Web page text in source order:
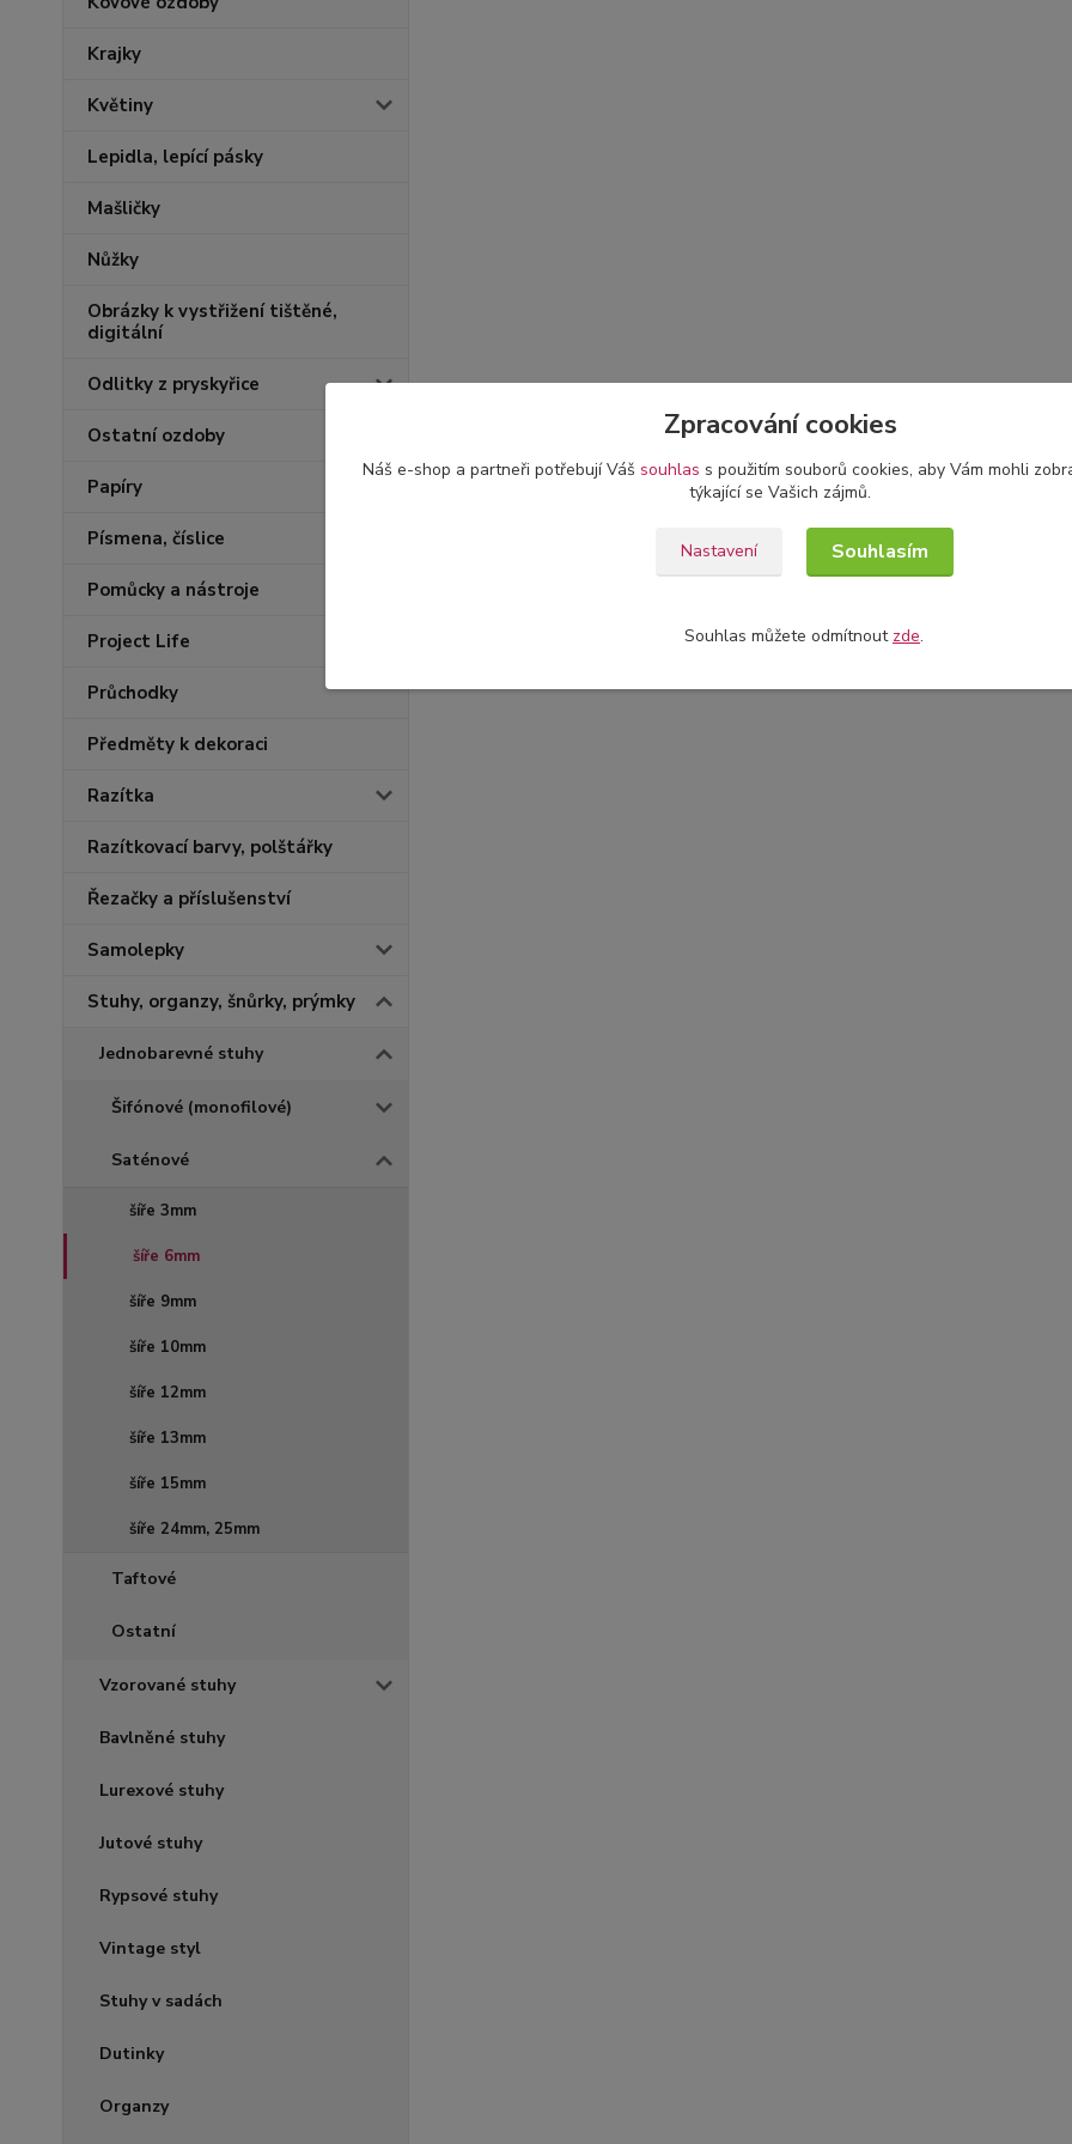
Krajky
Květiny
Lepidla, lepící pásky
Mašličky
Nůžky
Obrázky k vystřižení tištěné,
digitální
Odlitky z pryskyřice
Ostatní ozdoby
Papíry
Písmena, číslice
Pomůcky a nástroje
Project Life
Průchodky
Předměty k dekoraci
Razítka
Razítkovací barvy, polštářky
Řezačky a příslušenství
Samolepky
Stuhy, organzy, šnůrky, prýmky
Jednobarevné stuhy
Šifónové (monofilové)
Saténové
šíře 3mm
šíře 6mm
šíře 9mm
šíře 10mm
šíře 12mm
šíře 13mm
šíře 15mm
šíře 24mm, 25mm
Taftové
Ostatní
Vzorované stuhy
Bavlněné stuhy
Lurexové stuhy
Jutové stuhy
Rypsové stuhy
Vintage styl
Stuhy v sadách
Dutinky
Organzy
Zpracování cookies
Náš e-shop a partneři potřebují Váš souhlas s použitím souborů cookies, aby Vám mohli
týkající se Vašich zájmů.
Nastavení Souhlasím
Souhlas můžete odmítnout zde.